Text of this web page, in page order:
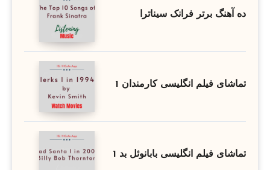
ده آهنگ برتر فرانک سیناترا
تماشای فیلم انگلیسی کارمندان 1
تماشای فیلم انگلیسی بابانوئل بد 1